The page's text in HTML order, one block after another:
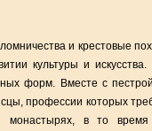
и крестовые
культуры и
форм. Вместе с
профессии которых
в то время